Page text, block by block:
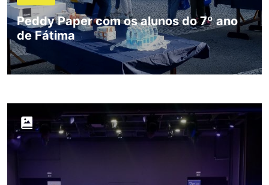
Peddy Paper com os alunos do 7º ano
de Fátima